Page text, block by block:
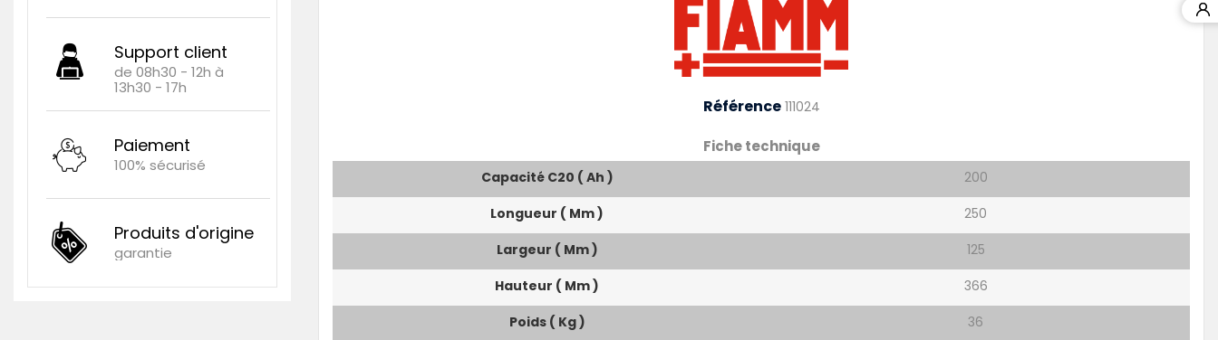
Support client
de 08h30 - 12h à
13h30 - 17h
Paiement
100% sécurisé
Produits d'origine
garantie
Référence 111024
Fiche technique
Capacité C20 ( Ah )
200
Longueur ( Mm )
250
Largeur ( Mm )
125
Hauteur ( Mm )
366
Poids ( Kg )
36